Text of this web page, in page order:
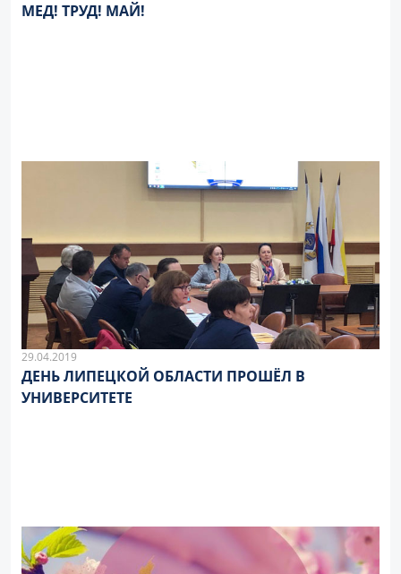
МЕД! ТРУД! МАЙ!
29.04.2019
ДЕНЬ ЛИПЕЦКОЙ ОБЛАСТИ ПРОШЁЛ В
УНИВЕРСИТЕТЕ